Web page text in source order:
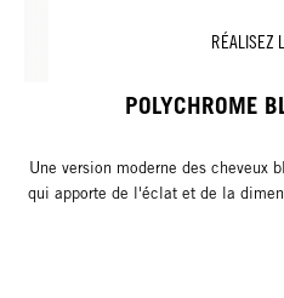
RÉALISEZ
POLYCHROME
Une version moderne des cheveux
qui apporte de l'éclat et de la